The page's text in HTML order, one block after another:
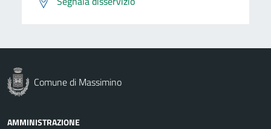
Comune di Massimino
AMMINISTRAZIONE